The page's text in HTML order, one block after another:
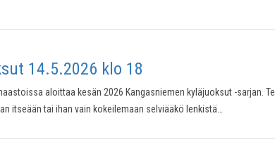
14.5.2026 klo 18
aloittaa kesän 2026 Kangasniemen kyläjuoksut -sarjan.
itseään tai ihan vain kokeilemaan selviääkö lenkistä…